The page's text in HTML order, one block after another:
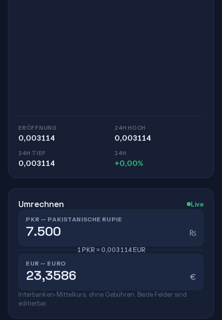
ERÖFFNUNG
0,003114
24H HOCH
0,003114
24H TIEF
0,003114
24H
+0,00%
Umrechnen Live
PKR — PAKISTANISCHE RUPIE
₨
1 PKR = 0,003114 EUR
EUR — EURO
€
Interbanken-Mittelkurs, ohne Gebühren. Beide Felder sind
editierbar.